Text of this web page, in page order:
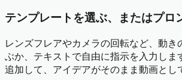
テンプレートを選ぶ、またはプロ
レンズフレアやカメラの回転など、動き
ぶか、テキストで自由に指示を入力しま
追加して、アイデアがそのまま動画とし